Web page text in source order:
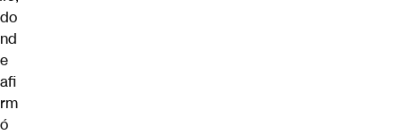
do
nd
e
afi
rm
ó